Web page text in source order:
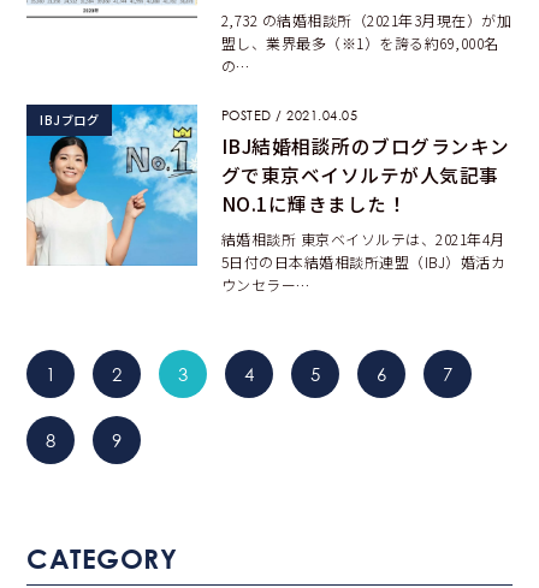
2,732 の結婚相談所（2021年3月現在）が加
盟し、業界最多（※1）を誇る約69,000名
の…
IBJブログ POSTED / 2021.04.05
IBJ結婚相談所のブログランキン
グで東京ベイソルテが人気記事
NO.1に輝きました！
結婚相談所 東京ベイソルテは、2021年4月
5日付の日本結婚相談所連盟（IBJ）婚活カ
ウンセラー…
1 2 3 4 5 6 7
8 9
CATEGORY